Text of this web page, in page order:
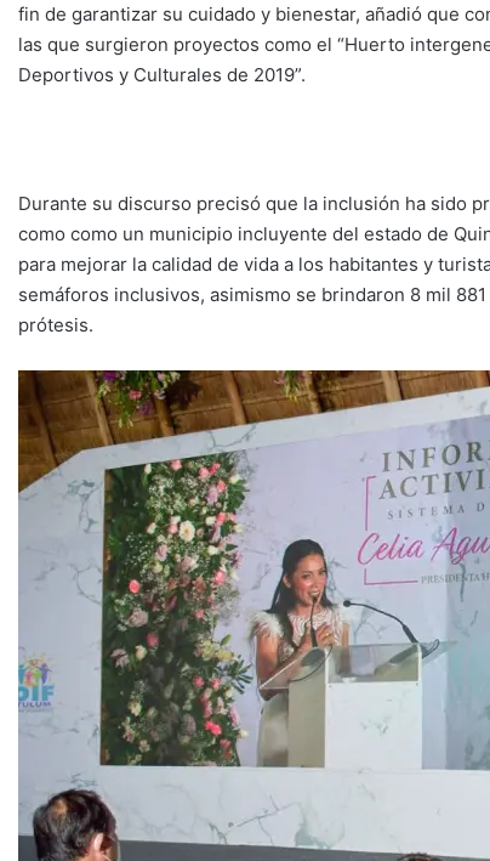
fin de garantizar su cuidado y bienestar, añadió que
las que surgieron proyectos como el “Huerto
Deportivos y Culturales de 2019”.
Durante su discurso precisó que la inclusión ha sido
como como un municipio incluyente del estado de
para mejorar la calidad de vida a los habitantes y
semáforos inclusivos, asimismo se brindaron 8 mil
prótesis.